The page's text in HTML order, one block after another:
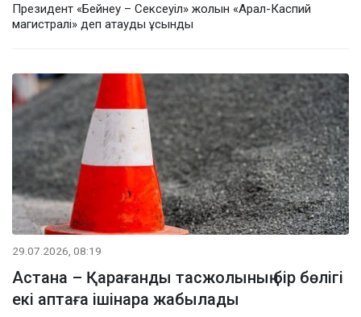
Президент «Бейнеу – Сексеуіл» жолын «Арал-Каспий
магистралі» деп атауды ұсынды
29.07.2026, 08:19
Астана – Қарағанды тасжолының бір бөлігі
екі аптаға ішінара жабылады